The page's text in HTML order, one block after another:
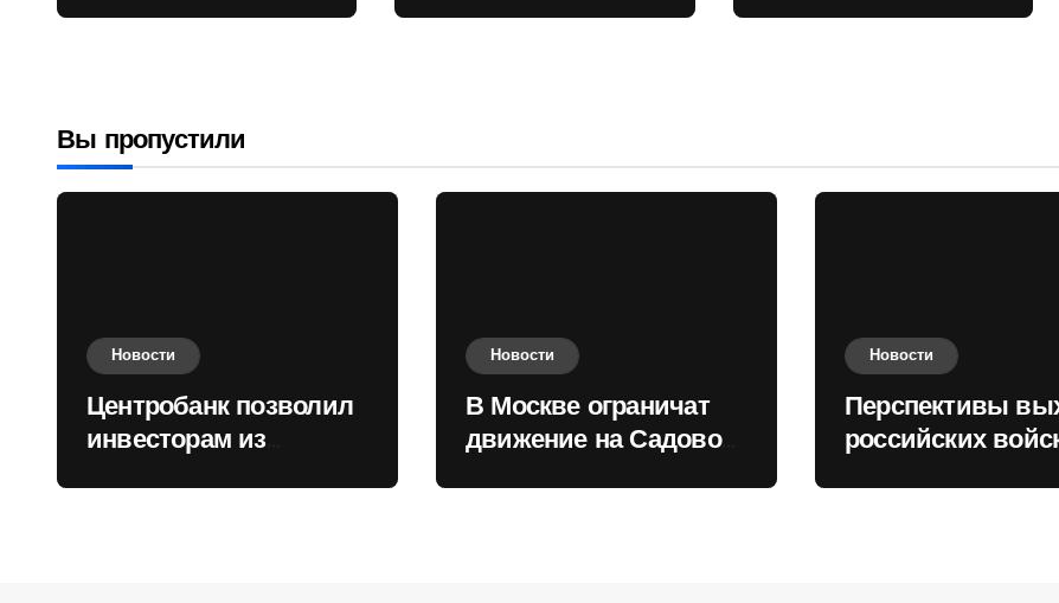
враждебных
Садовом кольце
Киеву зимой
Вы пропустили
Новости
Центробанк позволил
инвесторам из
Новости
В Москве ограничат
движение на Садовом
Новости
Перспективы
российских